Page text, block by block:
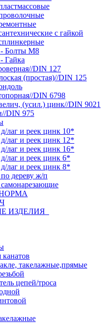
с гайкой
Болты М8
Гайка
DIN 127
(простая)//DIN 125
DIN 6798
(усил.) цинк//DIN 9021
DIN 975
лаг и реек цинк 10*
лаг и реек цинк 12*
лаг и реек цинк 16*
лаг и реек цинк 6*
лаг и реек цинк 8*
дереву ж/п
НОРМА
ИЗДЕЛИЯ
такелажные,прямые
цепей/троса